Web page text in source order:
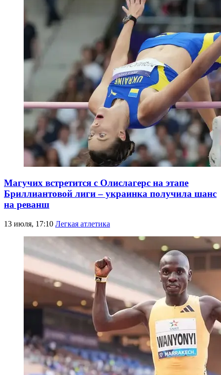
Магучих встретится с Олислагерс на этапе
Бриллиантовой лиги – украинка получила шанс
на реванш
13 июля, 17:10 Легкая атлетика